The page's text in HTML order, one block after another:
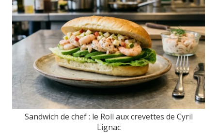
Sandwich de chef : le Roll aux crevettes de Cyril
Lignac